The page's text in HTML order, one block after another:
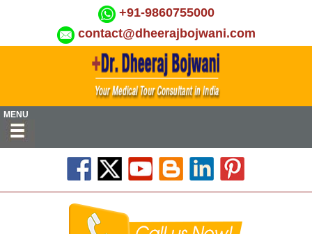
+91-9860755000
contact@dheerajbojwani.com
MENU